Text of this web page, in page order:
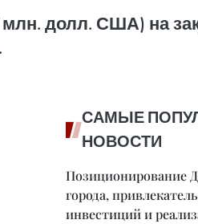
млн. долл. США) на
САМЫЕ
НОВОСТИ
Позиционирование
города,
инвестиций и